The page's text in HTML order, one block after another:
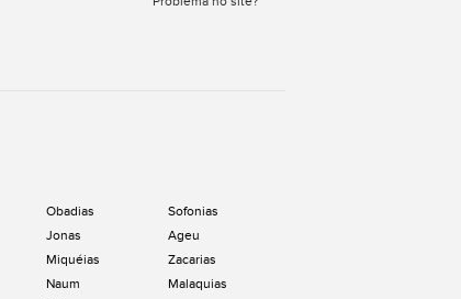
Obadias
Jonas
Miquéias
Naum
Sofonias
Ageu
Zacarias
Malaquias